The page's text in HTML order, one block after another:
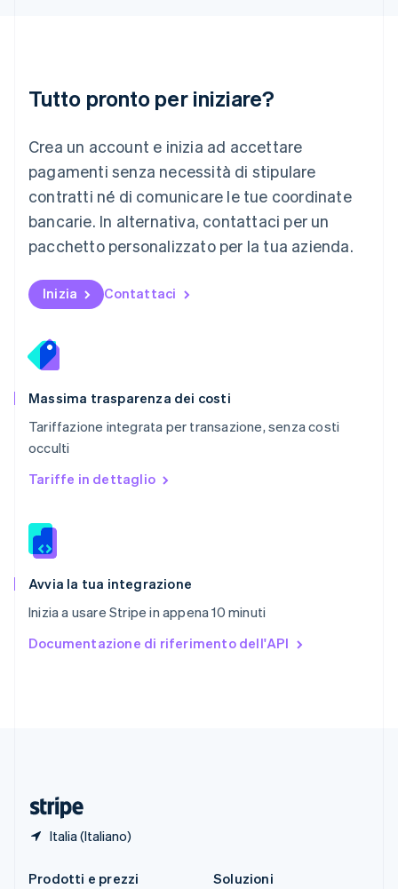
Tutto pronto per iniziare?
Crea un account e inizia ad accettare
pagamenti senza necessità di stipulare
contratti né di comunicare le tue coordinate
bancarie. In alternativa, contattaci per un
pacchetto personalizzato per la tua azienda.
Inizia Contattaci
Massima trasparenza dei costi
Tariffazione integrata per transazione, senza costi
occulti
Tariffe in dettaglio
Avvia la tua integrazione
Inizia a usare Stripe in appena 10 minuti
Documentazione di riferimento dell'API
Italia (Italiano)
Malta
English
EspañolEnglish
Norvegia
English
Nuova Zelanda
English
NederlandsEnglish
English
Portogallo
RAS di Hong Kong, Cina
English
English
English
Romania
English
Slovacchia
Slovenia
English Italiano
EspañolEnglish
English Español 简体中文
Prodotti e prezzi
Soluzioni